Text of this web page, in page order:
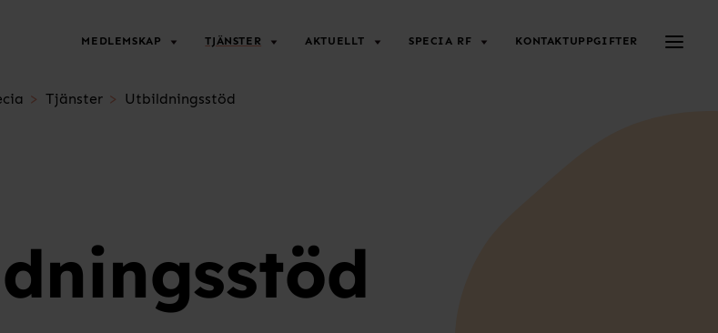
MEDLEMSKAP TJÄNSTER AKTUELLT SPECIA RF KONTAKTUPPGIFTER
Tjänster Utbildningsstöd